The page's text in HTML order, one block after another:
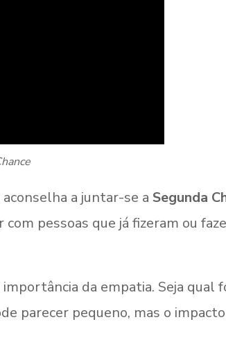
a juntar-se a Segunda
pessoas que já fizeram ou
da empatia. Seja qual
parecer pequeno, mas o